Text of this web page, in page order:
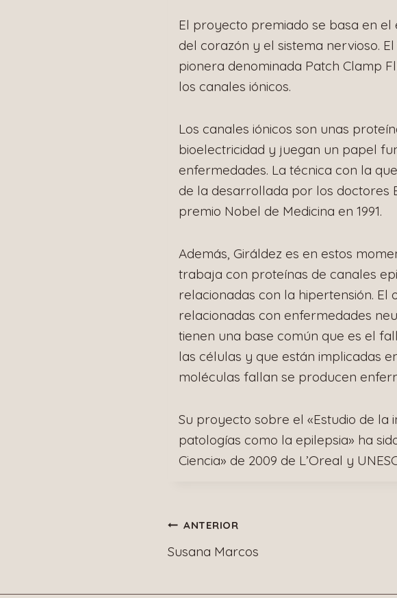
El proyecto premiado se basa en
del corazón y el sistema nervioso.
pionera denominada Patch Clamp
los canales iónicos.
Los canales iónicos son unas
bioelectricidad y juegan un papel
enfermedades. La técnica con la
de la desarrollada por los doctores
premio Nobel de Medicina en 1991.
Además, Giráldez es en estos
trabaja con proteínas de canales
relacionadas con la hipertensión.
relacionadas con enfermedades
tienen una base común que es el
las células y que están implicadas
moléculas fallan se producen
Su proyecto sobre el «Estudio de
patologías como la epilepsia» ha
Ciencia» de 2009 de L’Oreal y
Navegación
de
ANTERIOR
Susana Marcos